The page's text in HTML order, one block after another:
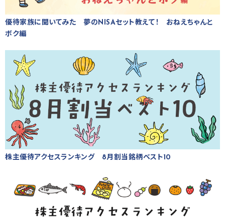
優待家族に聞いてみた 夢のNISAセット教えて！ おねえちゃんと
ボク編
株主優待アクセスランキング 8月割当銘柄ベスト10